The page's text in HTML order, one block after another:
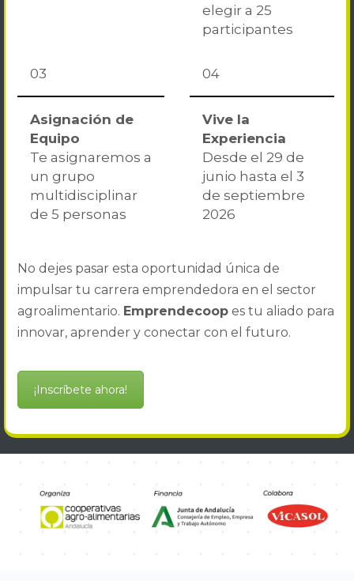
elegir a 25
participantes
03 04
Asignación de
Equipo
Te asignaremos a
un grupo
multidisciplinar
de 5 personas
Vive la
Experiencia
Desde el 29 de
junio hasta el 3
de septiembre
2026
No dejes pasar esta oportunidad única de
impulsar tu carrera emprendedora en el sector
agroalimentario. Emprendecoop es tu aliado para
innovar, aprender y conectar con el futuro.
¡Inscríbete ahora!